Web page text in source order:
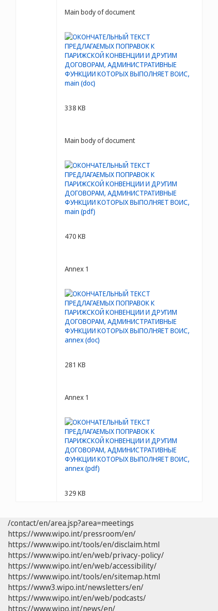
Main body of document
338 KB
Main body of document
470 KB
Annex 1
281 KB
Annex 1
329 KB
/contact/en/area.jsp?area=meetings
https://www.wipo.int/pressroom/en/
https://www.wipo.int/tools/en/disclaim.html
https://www.wipo.int/en/web/privacy-policy/
https://www.wipo.int/en/web/accessibility/
https://www.wipo.int/tools/en/sitemap.html
https://www3.wipo.int/newsletters/en/
https://www.wipo.int/en/web/podcasts/
https://www.wipo.int/news/en/